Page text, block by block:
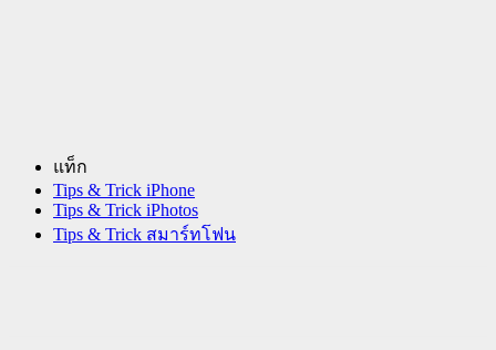
แท็ก
Tips & Trick iPhone
Tips & Trick iPhotos
Tips & Trick สมาร์ทโฟน